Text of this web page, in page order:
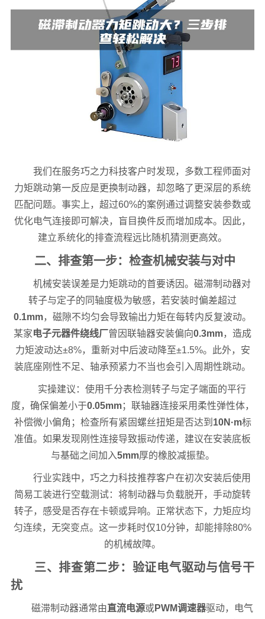
我们在服务巧之力科技客户时发现，多数工程师面对
力矩跳动第一反应是更换制动器，却忽略了更深层的系统
匹配问题。事实上，超过60%的案例通过调整安装参数或
优化电气连接即可解决，盲目换件反而增加成本。因此，
建立系统化的排查流程远比随机猜测更高效。
二、排查第一步：检查机械安装与对中
机械安装误差是力矩跳动的首要诱因。磁滞制动器对
转子与定子的同轴度极为敏感，若安装时偏差超过
0.1mm，磁隙不均匀会导致输出力矩在每转内反复波动。
某家电子元器件绕线厂曾因联轴器安装偏向0.3mm，造成
力矩波动达±8%，重新对中后波动降至±1.5%。此外，安
装底座刚性不足、轴承预紧力不当也会引入周期性跳动。
实操建议：使用千分表检测转子与定子端面的平行
度，确保偏差小于0.05mm；联轴器连接采用柔性弹性体，
补偿微小偏角；检查所有紧固螺丝扭矩是否达到 10N·m标
准值。如果发现刚性连接导致振动传递，建议在安装底板
与基础之间加入5mm厚的橡胶减振垫。
行业实践中，巧之力科技推荐客户在初次安装后使用
简易工装进行空载测试：将制动器与负载脱开，手动旋转
转子，感受是否存在卡顿或异响。正常状态下，力矩应均
匀连续，无突变点。这一步耗时仅10分钟，却能排除80%
的机械故障。
三、排查第二步：验证电气驱动与信号干
扰
磁滞制动器通常由直流电源或PWM调速器驱动，电气